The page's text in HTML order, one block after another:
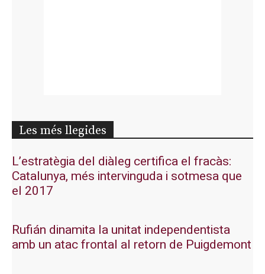
Les més llegides
L’estratègia del diàleg certifica el fracàs:
Catalunya, més intervinguda i sotmesa que
el 2017
Rufián dinamita la unitat independentista
amb un atac frontal al retorn de Puigdemont